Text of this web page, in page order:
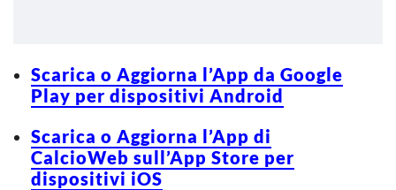
Scarica o Aggiorna l’App da Google
Play per dispositivi Android
Scarica o Aggiorna l’App di
CalcioWeb sull’App Store per
dispositivi iOS